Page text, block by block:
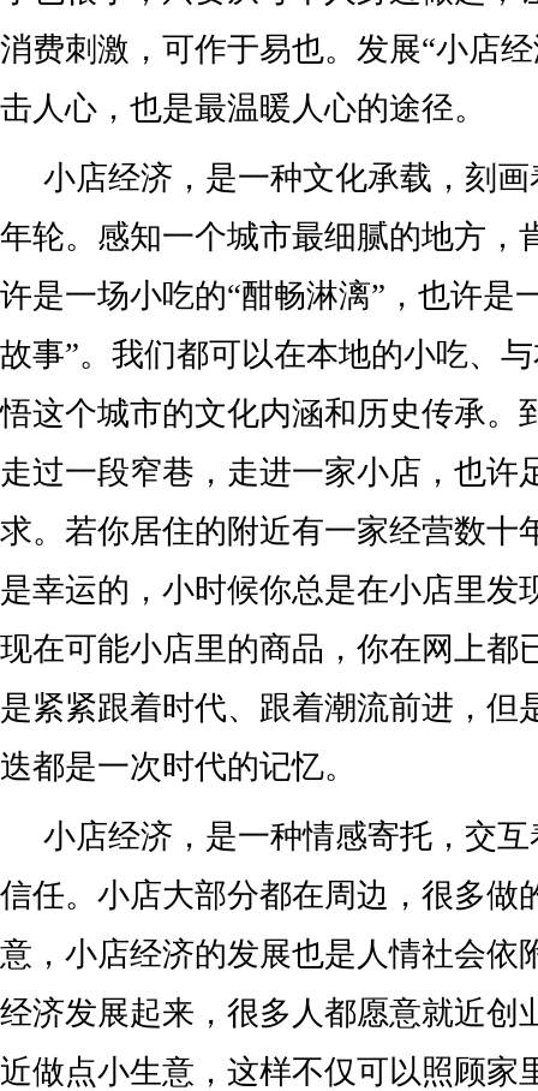
消费刺激，可作于易也。发展“小店
击人心，也是最温暖人心的途径。
小店经济，是一种文化承载，刻
年轮。感知一个城市最细腻的地方，
许是一场小吃的“酣畅淋漓”，也许是
故事”。我们都可以在本地的小吃、
悟这个城市的文化内涵和历史传承。
走过一段窄巷，走进一家小店，也许
求。若你居住的附近有一家经营数十
是幸运的，小时候你总是在小店里发
现在可能小店里的商品，你在网上都
是紧紧跟着时代、跟着潮流前进，但
迭都是一次时代的记忆。
小店经济，是一种情感寄托，交
信任。小店大部分都在周边，很多做
意，小店经济的发展也是人情社会依
经济发展起来，很多人都愿意就近创
近做点小生意，这样不仅可以照顾家